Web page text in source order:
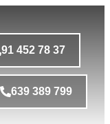
91 452 78 37
639 389 799